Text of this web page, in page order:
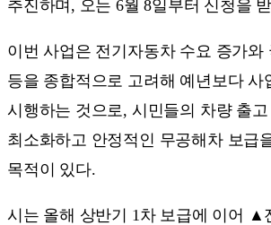
추진하며, 오는 6월 8일부터 신청을
이번 사업은 전기자동차 수요 증가와
등을 종합적으로 고려해 예년보다 사
시행하는 것으로, 시민들의 차량 출
최소화하고 안정적인 무공해차 보급
목적이 있다.
시는 올해 상반기 1차 보급에 이어 ▲